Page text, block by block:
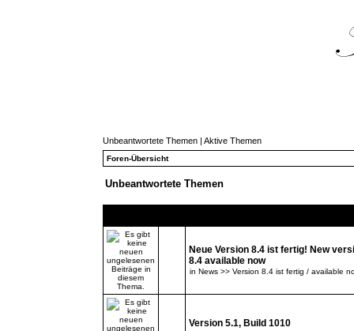
Unbeantwortete Themen | Aktive Themen
Foren-Übersicht
Unbeantwortete Themen
Neue Version 8.4 ist fertig! New
8.4 available now
in News >> Version 8.4 ist fertig / available
Version 5.1, Build 1010